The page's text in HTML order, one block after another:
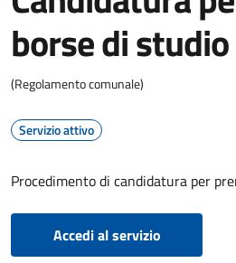
borse di studio
(Regolamento comunale)
Servizio attivo
Procedimento di candidatura per
Accedi al servizio